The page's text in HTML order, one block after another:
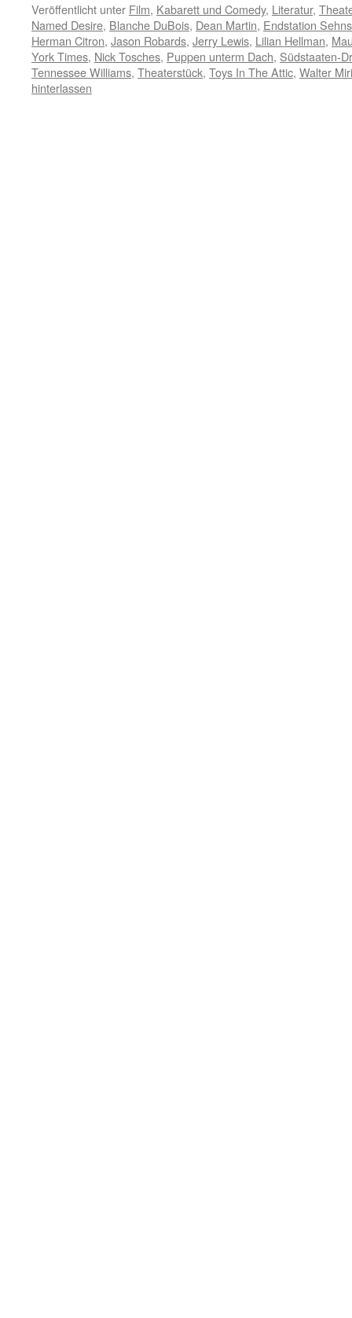
Veröffentlicht unter Film, Kabarett und Comedy, Literatur,
Named Desire, Blanche DuBois, Dean Martin, Endstation
Herman Citron, Jason Robards, Jerry Lewis, Lilian Hellman,
York Times, Nick Tosches, Puppen unterm Dach, Südstaaten-
Tennessee Williams, Theaterstück, Toys In The Attic, Walter
hinterlassen